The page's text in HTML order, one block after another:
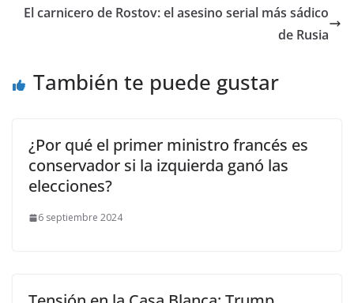
El carnicero de Rostov: el asesino serial más sádico
de Rusia
También te puede gustar
¿Por qué el primer ministro francés es
conservador si la izquierda ganó las
elecciones?
6 septiembre 2024